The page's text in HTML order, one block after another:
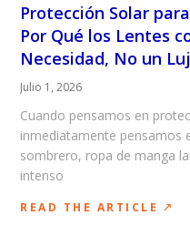
Protección Solar
Por Qué los Lentes
Necesidad, No un
Julio 1, 2026
Cuando pensamos en
inmediatamente pensamos
sombrero, ropa de manga
intenso
READ THE ARTICLE 🡕